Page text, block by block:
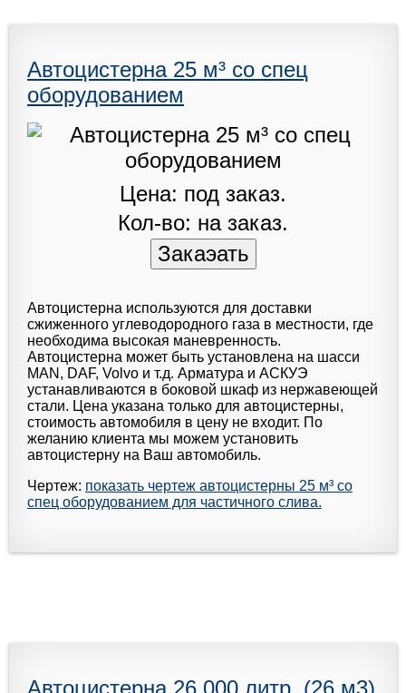
Автоцистерна 25 м³ со спец
оборудованием
Цена: под заказ.
Кол-во: на заказ.
Автоцистерна используются для доставки
сжиженного углеводородного газа в местности, где
необходима высокая маневренность.
Автоцистерна может быть установлена на шасси
MAN, DAF, Volvo и т.д. Арматура и АСКУЭ
устанавливаются в боковой шкаф из нержавеющей
стали. Цена указана только для автоцистерны,
стоимость автомобиля в цену не входит. По
желанию клиента мы можем установить
автоцистерну на Ваш автомобиль.
Чертеж: показать чертеж автоцистерны 25 м³ со
спец оборудованием для частичного слива.
Автоцистерна 26 000 литр. (26 м3)